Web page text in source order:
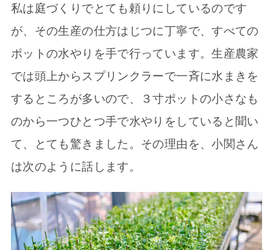
私は庭づくりでとても頼りにしているのです
が、その生産の仕方はじつに丁寧で、すべての
ポットの水やりを手で行っています。生産農家
では頭上からスプリンクラーで一斉に水まきを
するところが多いので、３寸ポットの小さなも
のから一つひとつ手で水やりをしていると聞い
て、とても驚きました。その理由を、小関さん
は次のように話します。